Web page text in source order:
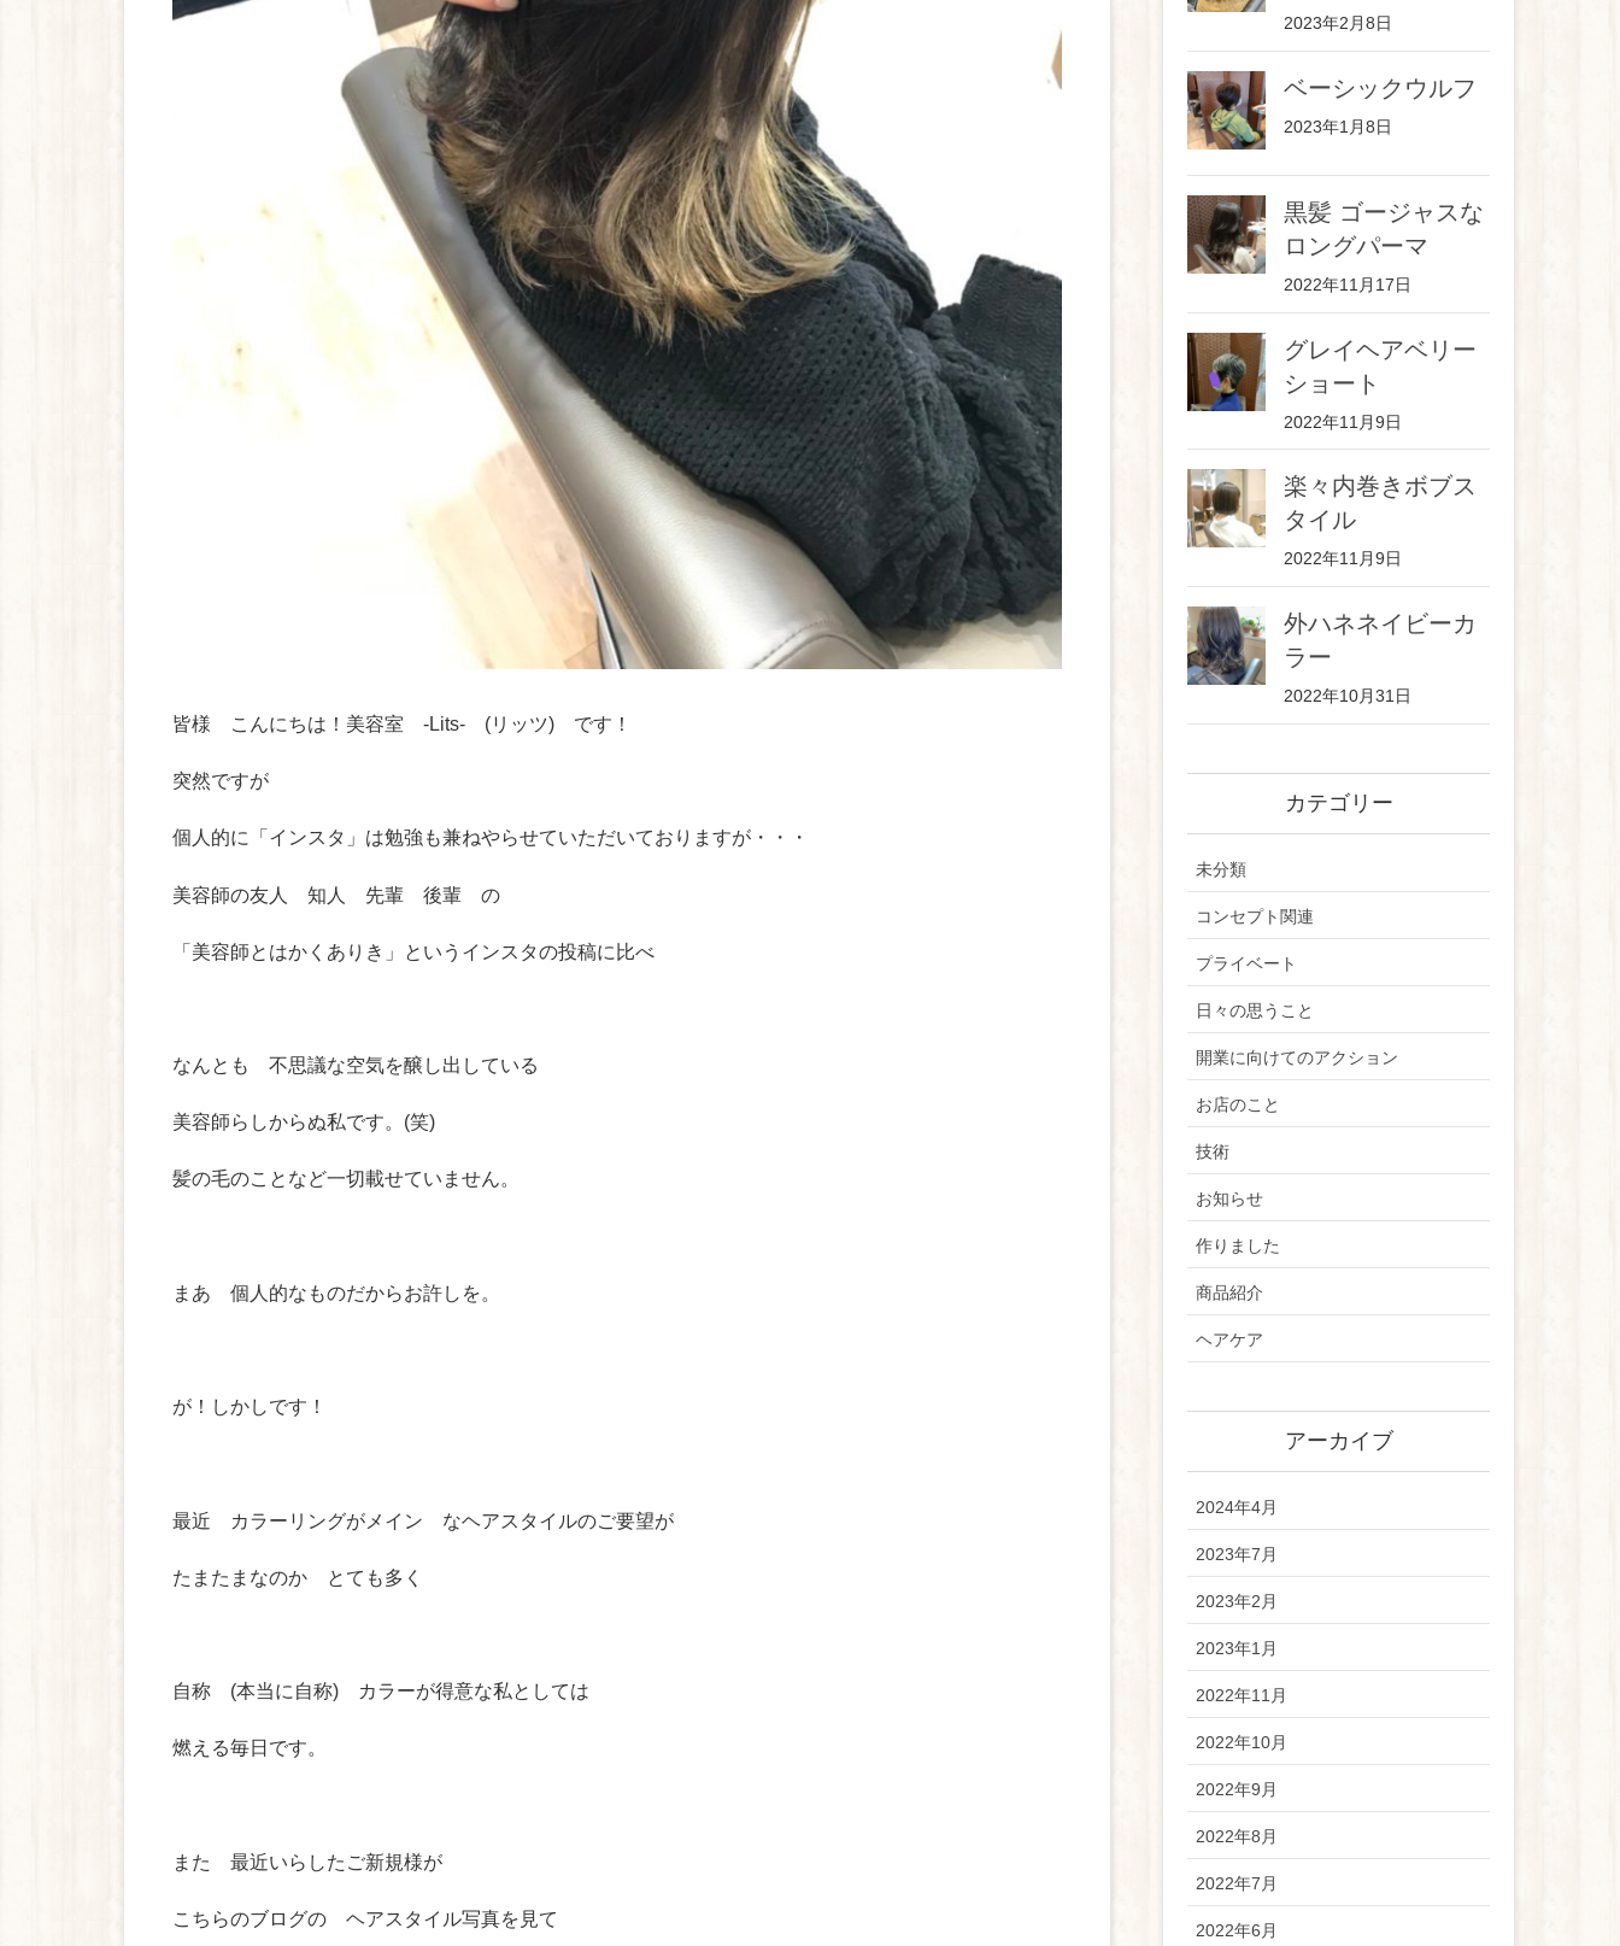
皆様 こんにちは！美容室 -Lits- (リッツ) です！
突然ですが
個人的に「インスタ」は勉強も兼ねやらせていただいておりますが・・・
美容師の友人 知人 先輩 後輩 の
「美容師とはかくありき」というインスタの投稿に比べ
なんとも 不思議な空気を醸し出している
美容師らしからぬ私です。(笑)
髪の毛のことなど一切載せていません。
まあ 個人的なものだからお許しを。
が！しかしです！
最近 カラーリングがメイン なヘアスタイルのご要望が
たまたまなのか とても多く
自称 (本当に自称) カラーが得意な私としては
燃える毎日です。
また 最近いらしたご新規様が
こちらのブログの ヘアスタイル写真を見て
2023年2月8日
ベーシックウルフ
2023年1月8日
黒髪 ゴージャスな
ロングパーマ
2022年11月17日
グレイヘアベリー
ショート
2022年11月9日
楽々内巻きボブス
タイル
2022年11月9日
外ハネネイビーカ
ラー
2022年10月31日
カテゴリー
未分類
コンセプト関連
プライベート
日々の思うこと
開業に向けてのアクション
お店のこと
技術
お知らせ
作りました
商品紹介
ヘアケア
アーカイブ
2024年4月
2023年7月
2023年2月
2023年1月
2022年11月
2022年10月
2022年9月
2022年8月
2022年7月
2022年6月